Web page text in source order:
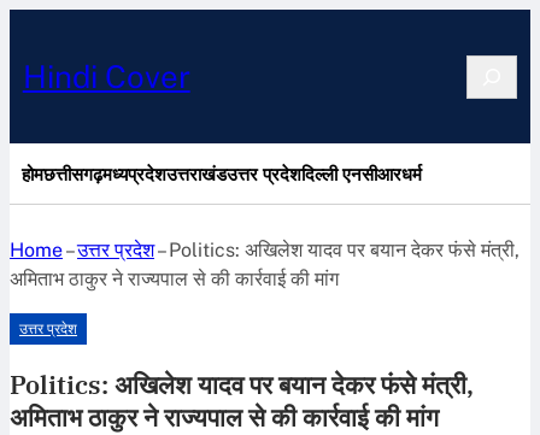
Hindi Cover
होमछत्तीसगढ़मध्यप्रदेशउत्तराखंडउत्तर प्रदेशदिल्ली एनसीआरधर्म
Home–उत्तर प्रदेश–Politics: अखिलेश यादव पर बयान देकर फंसे मंत्री,
अमिताभ ठाकुर ने राज्यपाल से की कार्रवाई की मांग
उत्तर प्रदेश
Politics: अखिलेश यादव पर बयान देकर फंसे मंत्री,
अमिताभ ठाकुर ने राज्यपाल से की कार्रवाई की मांग